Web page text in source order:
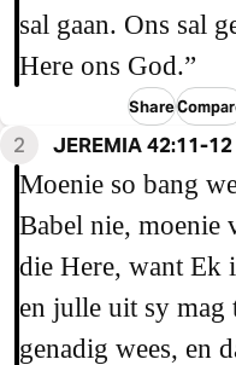
sal gaan. Ons sal
Here ons God.”
Share
2 JEREMIA 42:11-12
Moenie so bang
Babel nie, moenie
die Here, want Ek
en julle uit sy mag
genadig wees, en